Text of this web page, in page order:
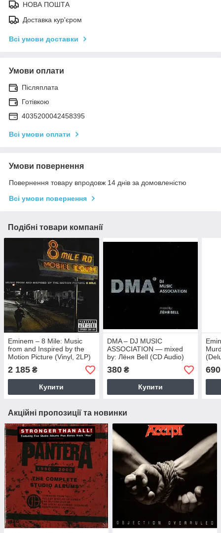
НОВА ПОШТА
Доставка кур'єром
Всі умови доставки
Умови оплати
Післяплата
Готівкою
4035200042458395
Всі умови оплати
Умови повернення
Повернення товару впродовж 14 днів за домовленістю
Всі умови повернення
Подібні товари компанії
Eminem – 8 Mile: Music
from and Inspired by the
Motion Picture (Vinyl, 2LP)
2 185 ₴
Купити
DMA – DJ MUSIC
ASSOCIATION — mixed
by: Лёня Bell (CD Audio)
380₴
Купити
690
Акційні пропозиції та новинки